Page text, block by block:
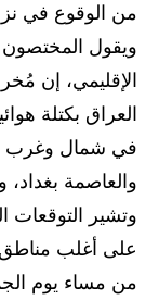
من الوقوع في
ويقول
الإقليمي، إن
العراق بكتلة
في شمال وغرب
والعاصمة بغداد،
وتشير
على أغلب مناطق
من مساء يوم